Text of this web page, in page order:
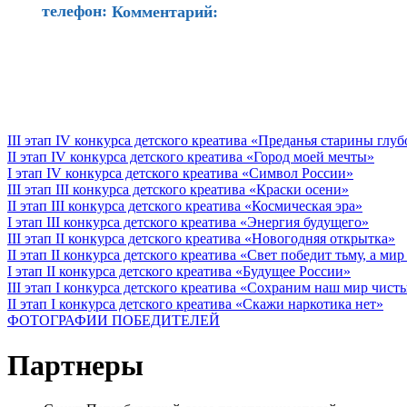
телефон: Комментарий:
III этап IV конкурса детского креатива «Преданья старины
II этап IV конкурса детского креатива «Город моей мечты»
I этап IV конкурса детского креатива «Символ России»
III этап III конкурса детского креатива «Краски осени»
II этап III конкурса детского креатива «Космическая эра»
I этап III конкурса детского креатива «Энергия будущего»
III этап II конкурса детского креатива «Новогодняя открытка»
II этап II конкурса детского креатива «Свет победит тьму, а
I этап II конкурса детского креатива «Будущее России»
III этап I конкурса детского креатива «Сохраним наш мир
II этап I конкурса детского креатива «Скажи наркотика нет»
ФОТОГРАФИИ ПОБЕДИТЕЛЕЙ
Партнеры